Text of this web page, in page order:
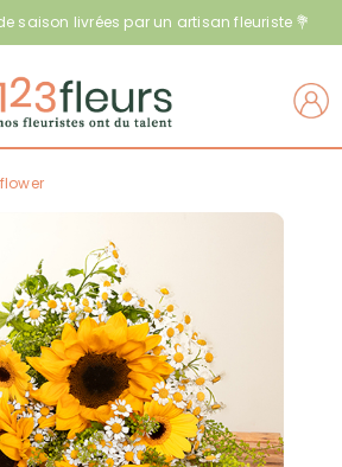
saison livrées par un artisan fleuriste 💐